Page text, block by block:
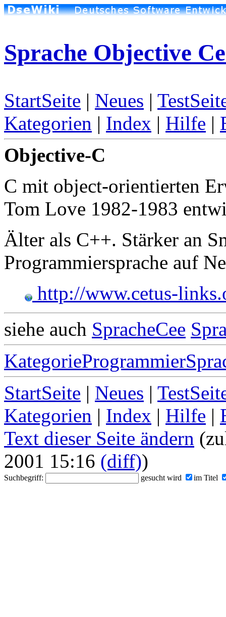
Sprache Objective
StartSeite | Neues |
Kategorien | Index | Hilfe |
Objective-C
C mit object-orientierten
Tom Love 1982-1983
Älter als C++. Stärker an
Programmiersprache auf
http://www.cetus-
siehe auch SpracheCee
StartSeite | Neues |
Kategorien | Index | Hilfe |
Text dieser Seite ändern
2001 15:16 (diff))
Suchbegriff: gesucht wird im Titel